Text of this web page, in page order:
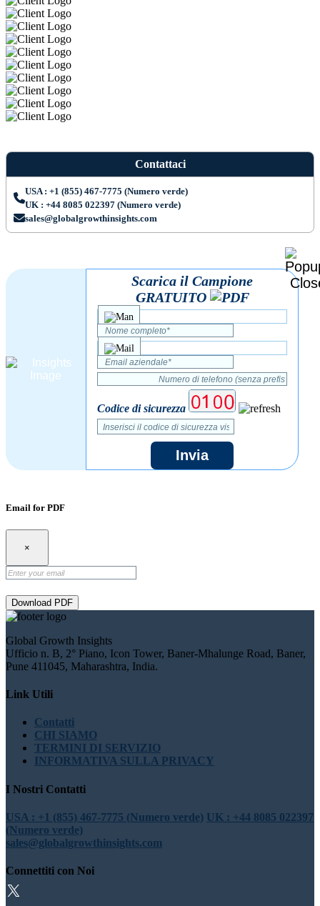
Contattaci
USA : +1 (855) 467-7775 (Numero verde)
UK : +44 8085 022397 (Numero verde)
sales@globalgrowthinsights.com
Scarica il Campione
GRATUITO
Codice di sicurezza
Invia
Email for PDF
×
Download PDF
Global Growth Insights
Ufficio n. B, 2° Piano, Icon Tower, Baner-Mhalunge Road, Baner,
Pune 411045, Maharashtra, India.
Link Utili
Contatti
CHI SIAMO
TERMINI DI SERVIZIO
INFORMATIVA SULLA PRIVACY
I Nostri Contatti
USA : +1 (855) 467-7775 (Numero verde) UK : +44 8085 022397
(Numero verde)
sales@globalgrowthinsights.com
Connettiti con Noi